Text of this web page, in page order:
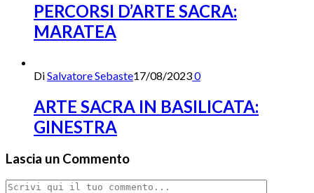
PERCORSI D’ARTE SACRA:
MARATEA
DiSalvatore Sebaste17/08/20230
ARTE SACRA IN BASILICATA:
GINESTRA
Lascia un Commento